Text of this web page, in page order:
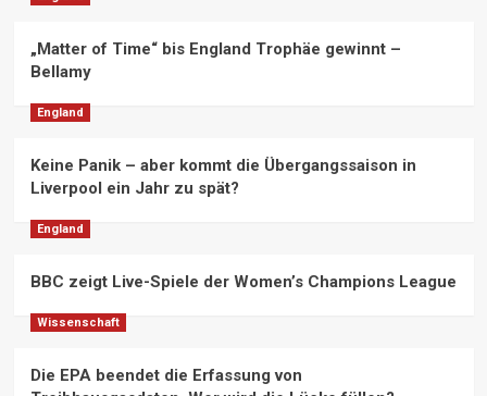
„Matter of Time“ bis England Trophäe gewinnt –
Bellamy
England
Keine Panik – aber kommt die Übergangssaison in
Liverpool ein Jahr zu spät?
England
BBC zeigt Live-Spiele der Women’s Champions League
Wissenschaft
Die EPA beendet die Erfassung von